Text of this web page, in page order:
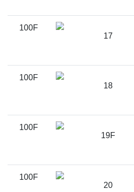
100F
17
100F
18
100F
19F
100F
20